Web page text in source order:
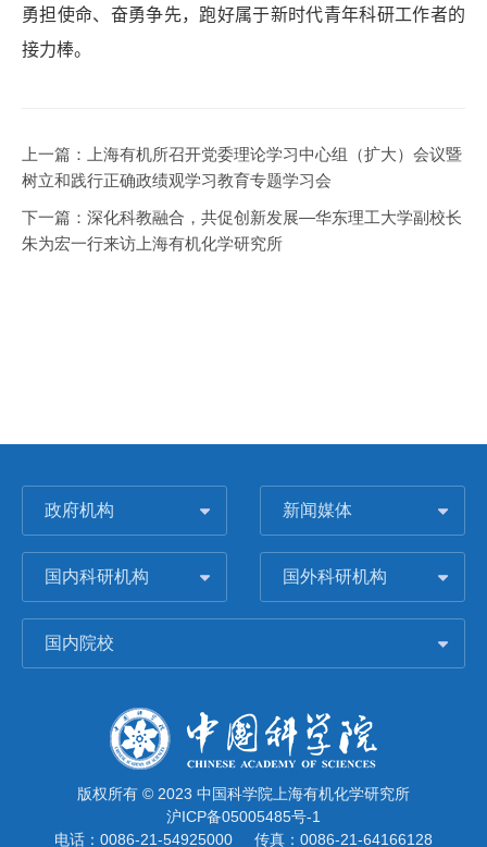
勇担使命、奋勇争先，跑好属于新时代青年科研工作者的
接力棒。
上一篇：
上海有机所召开党委理论学习中心组（扩大）会议暨
树立和践行正确政绩观学习教育专题学习会
下一篇： 深化科教融合，共促创新发展—华东理工大学副校长
朱为宏一行来访上海有机化学研究所
政府机构 新闻媒体
国内科研机构 国外科研机构
国内院校
版权所有 © 2023 中国科学院上海有机化学研究所
沪ICP备05005485号-1
电话：0086-21-54925000
传真：0086-21-64166128